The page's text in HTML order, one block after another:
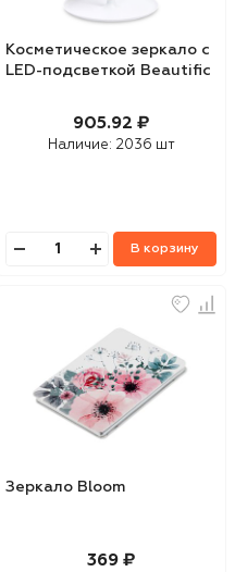
Косметическое зеркало с
LED-подсветкой Beautific
905.92 ₽
Наличие: 2036 шт
В корзину
Зеркало Bloom
369 ₽